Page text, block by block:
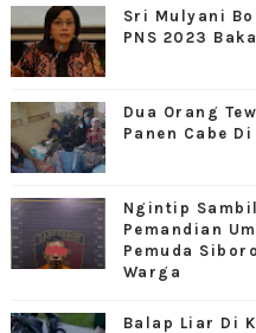
Sri Mulyani
PNS 2023
Dua Orang
Panen Cabe Di
Ngintip
Pemandian
Pemuda
Warga
Balap Liar Di